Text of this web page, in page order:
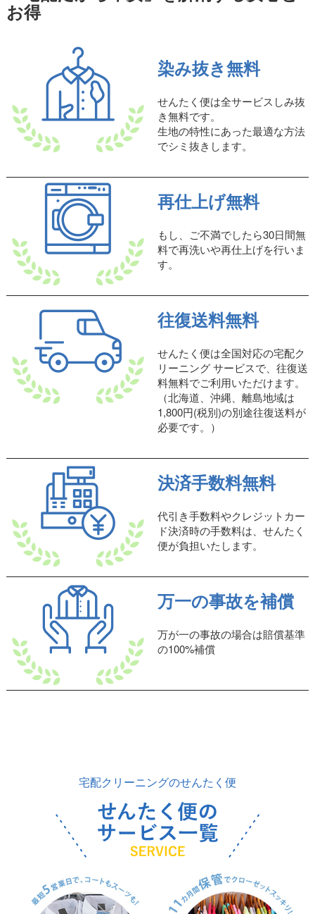
お得
染み抜き無料
せんたく便は全サービスしみ抜
き無料です。
生地の特性にあった最適な方法
でシミ抜きします。
再仕上げ無料
もし、ご不満でしたら30日間無
料で再洗いや再仕上げを行いま
す。
往復送料無料
せんたく便は全国対応の宅配ク
リーニング サービスで、往復送
料無料でご利用いただけます。
（北海道、沖縄、離島地域は
1,800円(税別)の別途往復送料が
必要です。）
決済手数料無料
代引き手数料やクレジットカー
ド決済時の手数料は、せんたく
便が負担いたします。
万一の事故を補償
万が一の事故の場合は賠償基準
の100%補償
宅配クリーニングのせんたく便